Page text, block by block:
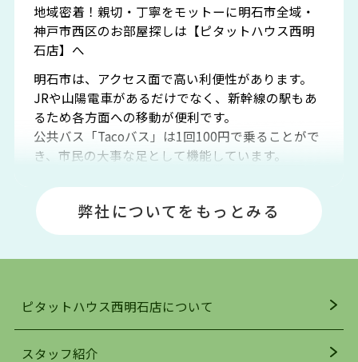
地域密着！親切・丁寧をモットーに明石市全域・
神戸市西区のお部屋探しは【ピタットハウス西明
石店】へ
明石市は、アクセス面で高い利便性があります。
JRや山陽電車があるだけでなく、新幹線の駅もあ
るため各方面への移動が便利です。
公共バス「Tacoバス」は1回100円で乗ることがで
き、市民の大事な足として機能しています。
場や釣りスポットが多くあります。JR「大久保
駅」周辺には、ビブレ・イオンをはじめとした買
い物施設も多くあり、買い物にも困りません。
明石駅・西明石駅を中心に、明石市・神戸市西区
でお部屋探している方は、ぜひ当ＨＰにて物件を
お探しになってください。弊社は、スタッフの平
弊社についてをもっとみる
ピタットハウス西明石店について
スタッフ紹介